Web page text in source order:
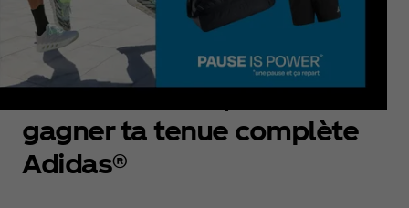
Avec Powerade, tente de
gagner ta tenue complète
Adidas®